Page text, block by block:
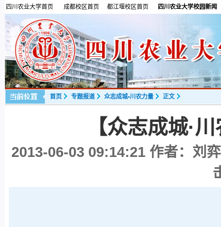
四川农业大学首页 成都校区首页 都江堰校区首页 四川农业大学校园新闻
首页 专题报道 众志成城•川农力量 正文
【众志成城·
2013-06-03 09:14:21 作者：刘